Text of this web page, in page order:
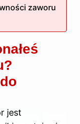
zaworu
jest